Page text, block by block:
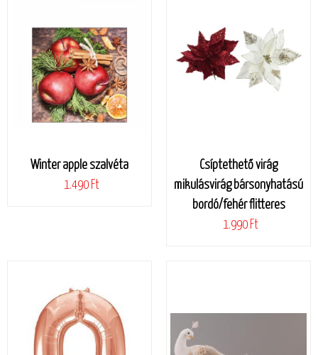
Winter apple szalvéta
1.490 Ft
Csíptethető virág
mikulásvirág bársonyhatású
bordó/fehér flitteres
1.990 Ft